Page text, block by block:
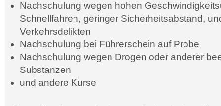
Nachschulung wegen hohen
Schnellfahren, geringer Sicherheitsabstand,
Verkehrsdelikten
Nachschulung bei Führerschein auf Probe
Nachschulung wegen Drogen oder anderer
Substanzen
und andere Kurse